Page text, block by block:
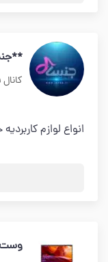
انواع لوازم
وست